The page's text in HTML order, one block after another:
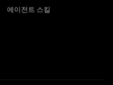
에이전트 스킬